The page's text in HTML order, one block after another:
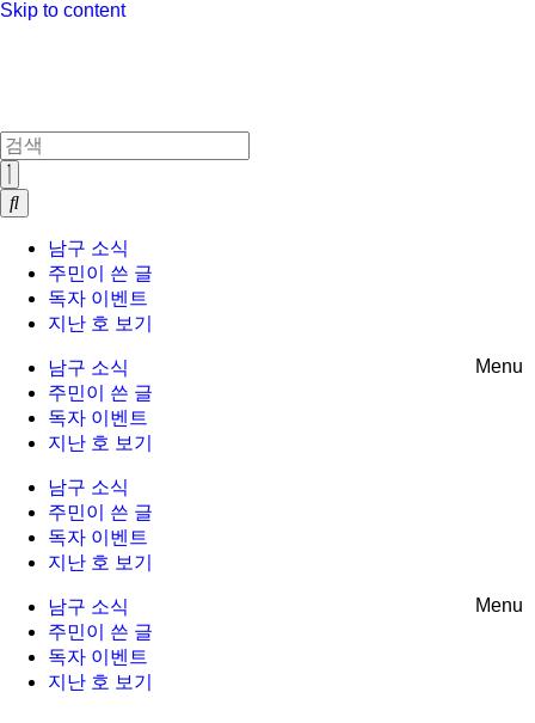
Skip to content
남구 소식
주민이 쓴 글
독자 이벤트
지난 호 보기
Menu
남구 소식
주민이 쓴 글
독자 이벤트
지난 호 보기
남구 소식
주민이 쓴 글
독자 이벤트
지난 호 보기
Menu
남구 소식
주민이 쓴 글
독자 이벤트
지난 호 보기